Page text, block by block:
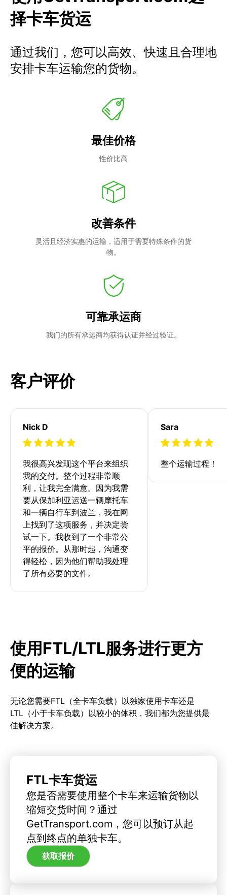
择卡车货运
通过我们，您可以高效、快速且合理地
安排卡车运输您的货物。
最佳价格
性价比高
改善条件
灵活且经济实惠的运输，适用于需要特殊条件的货
物。
可靠承运商
我们的所有承运商均获得认证并经过验证。
客户评价
Nick D
我很高兴发现这个平台来组织
我的交付。整个过程非常顺
利，让我完全满意。因为我需
要从保加利亚运送一辆摩托车
和一辆自行车到波兰，我在网
上找到了这项服务，并决定尝
试一下。我收到了一个非常公
平的报价。从那时起，沟通变
得轻松，因为他们帮助我处理
了所有必要的文件。
Sara
整个运输过程！
使用FTL/LTL服务进行更方
便的运输
无论您需要FTL（全卡车负载）以独家使用卡车还是
LTL（小于卡车负载）以较小的体积，我们都为您提供最
佳解决方案。
FTL卡车货运
您是否需要使用整个卡车来运输货物以
缩短交货时间？通过
GetTransport.com，您可以预订从起
点到终点的单独卡车。
获取报价